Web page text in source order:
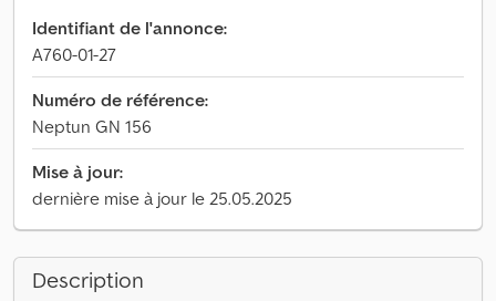
Identifiant de l'annonce:
A760-01-27
Numéro de référence:
Neptun GN 156
Mise à jour:
dernière mise à jour le 25.05.2025
Description